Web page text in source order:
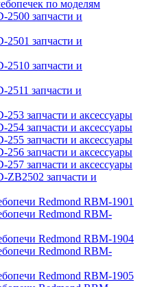
по моделям
2500 запчасти и
2501 запчасти и
2510 запчасти и
2511 запчасти и
253 запчасти и аксессуары
254 запчасти и аксессуары
255 запчасти и аксессуары
256 запчасти и аксессуары
257 запчасти и аксессуары
ZB2502 запчасти и
Redmond RBM-1901
Redmond RBM-
Redmond RBM-1904
Redmond RBM-
Redmond RBM-1905